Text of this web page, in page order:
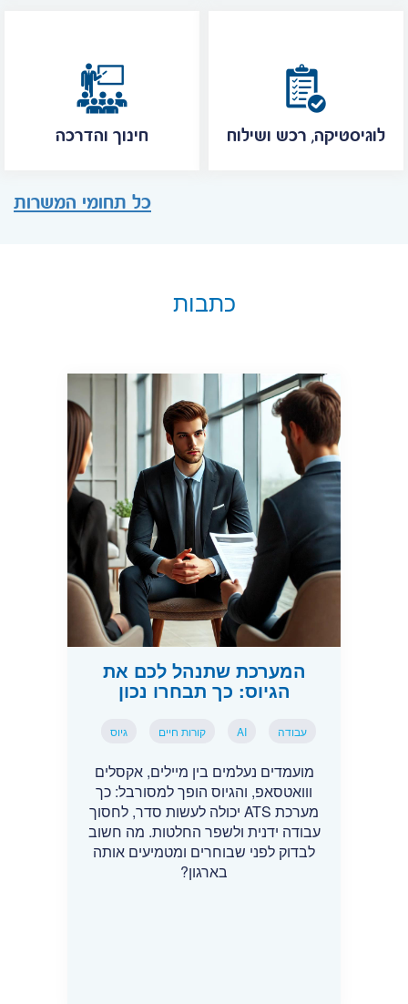
חינוך והדרכה לוגיסטיקה, רכש ושילוח
כל תחומי המשרות
כתבות
המערכת שתנהל לכם את
הגיוס: כך תבחרו נכון
עבודה AI קורות חיים גיוס
מועמדים נעלמים בין מיילים, אקסלים
ווואטסאפ, והגיוס הופך למסורבל: כך
מערכת ATS יכולה לעשות סדר, לחסוך
עבודה ידנית ולשפר החלטות. מה חשוב
לבדוק לפני שבוחרים ומטמיעים אותה
בארגון?